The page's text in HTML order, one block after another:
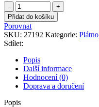
Plátno
bílé
se
zelenou
kostkou
s
hedvábím
množství
Přidat do košíku
Porovnat
SKU: 27192 Kategorie: Plátno
Sdílet:
Popis
Další informace
Hodnocení (0)
Doprava a doručení
Popis